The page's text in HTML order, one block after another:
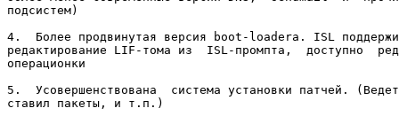
подсистем)
4.  Более продвинутая версия boot-loadera. ISL
редактирование LIF-тома из  ISL-промпта,  доступно
операционки
5.  Усовершенствована  система установки патчей.
ставил пакеты, и т.п.)